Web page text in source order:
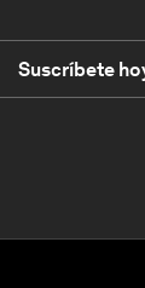
Suscríbete